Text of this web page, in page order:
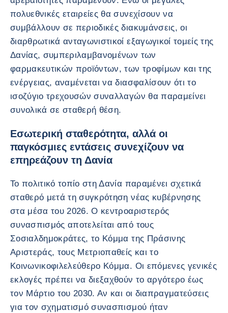
πολυεθνικές εταιρείες θα συνεχίσουν να
συμβάλλουν σε περιοδικές διακυμάνσεις, οι
διαρθρωτικά ανταγωνιστικοί εξαγωγικοί τομείς της
Δανίας, συμπεριλαμβανομένων των
φαρμακευτικών προϊόντων, των τροφίμων και της
ενέργειας, αναμένεται να διασφαλίσουν ότι το
ισοζύγιο τρεχουσών συναλλαγών θα παραμείνει
συνολικά σε σταθερή θέση.
Εσωτερική σταθερότητα, αλλά οι
παγκόσμιες εντάσεις συνεχίζουν να
επηρεάζουν τη Δανία
Το πολιτικό τοπίο στη Δανία παραμένει σχετικά
σταθερό μετά τη συγκρότηση νέας κυβέρνησης
στα μέσα του 2026. Ο κεντροαριστερός
συνασπισμός αποτελείται από τους
Σοσιαλδημοκράτες, το Κόμμα της Πράσινης
Αριστεράς, τους Μετριοπαθείς και το
Κοινωνικοφιλελεύθερο Κόμμα. Οι επόμενες γενικές
εκλογές πρέπει να διεξαχθούν το αργότερο έως
τον Μάρτιο του 2030. Αν και οι διαπραγματεύσεις
για τον σχηματισμό συνασπισμού ήταν